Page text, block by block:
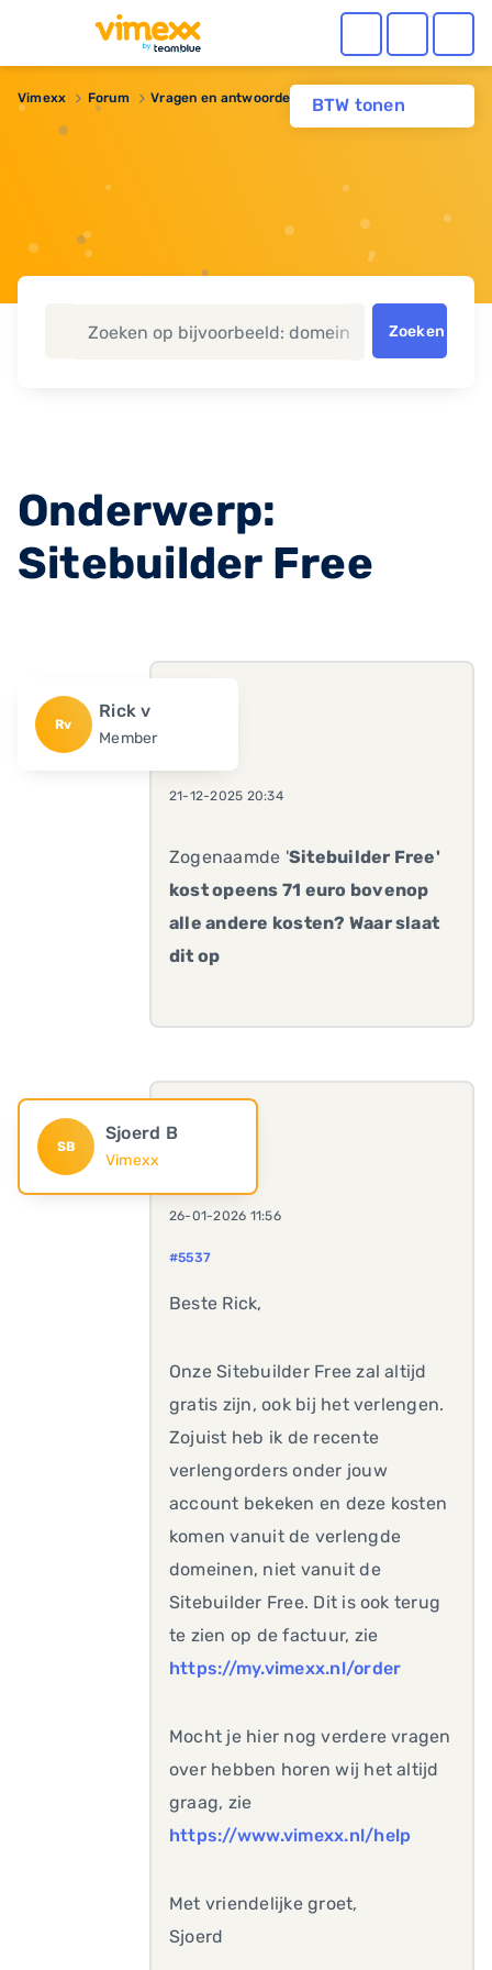
BTW tonen
Vimexx Forum Vragen en antwoorden Sitebuilder Free
Zoeken
Onderwerp:
Sitebuilder Free
Rv
Rick v
Member
21-12-2025 20:34
Zogenaamde 'Sitebuilder Free'
kost opeens 71 euro bovenop
alle andere kosten? Waar slaat
dit op
SB
Sjoerd B
Vimexx
26-01-2026 11:56
#5537
Beste Rick,
Onze Sitebuilder Free zal altijd
gratis zijn, ook bij het verlengen.
Zojuist heb ik de recente
verlengorders onder jouw
account bekeken en deze kosten
komen vanuit de verlengde
domeinen, niet vanuit de
Sitebuilder Free. Dit is ook terug
te zien op de factuur, zie
https://my.vimexx.nl/order
Mocht je hier nog verdere vragen
over hebben horen wij het altijd
graag, zie
https://www.vimexx.nl/help
Met vriendelijke groet,
Sjoerd